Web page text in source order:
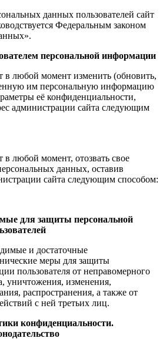
данных пользователей сайт
Федеральным законом
персональной информации
в любой момент изменить (обновить,
им персональную информацию
её конфиденциальности,
администрации сайта следующим
в любой момент, отозвать свое
данных, оставив
сайта следующим способом:
для защиты персональной
и достаточные
меры для защиты
пользователя от неправомерного
уничтожения, изменения,
распространения, а также от
с ней третьих лиц.
конфиденциальности.